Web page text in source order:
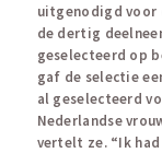
uitgenodigd voor
de dertig
geselecteerd op
gaf de selectie
al geselecteerd
Nederlandse
vertelt ze. “Ik